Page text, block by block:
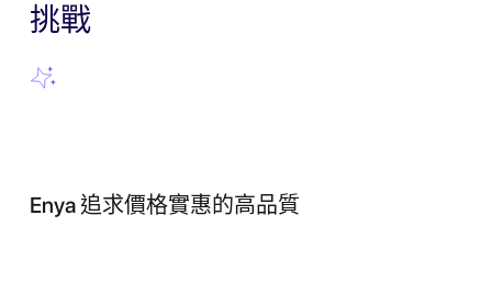
挑戰
Enya 追求價格實惠的高品質